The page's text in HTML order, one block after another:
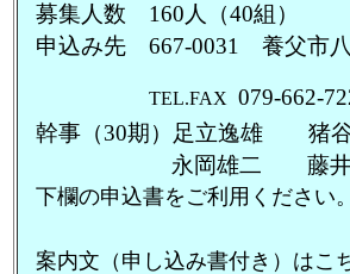
募集人数 160 人（40組）
申込み先 667-0031 養父市
TEL.FAX 079-662-
幹事（30期）足立逸雄
永岡雄二 藤井一
下欄の申込書をご利用ください
案内文（申し込み書付き）はこ